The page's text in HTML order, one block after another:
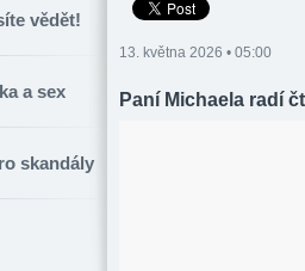
vědět!
a sex
skandály
13. května 2026 • 05:00
Paní Michaela radí